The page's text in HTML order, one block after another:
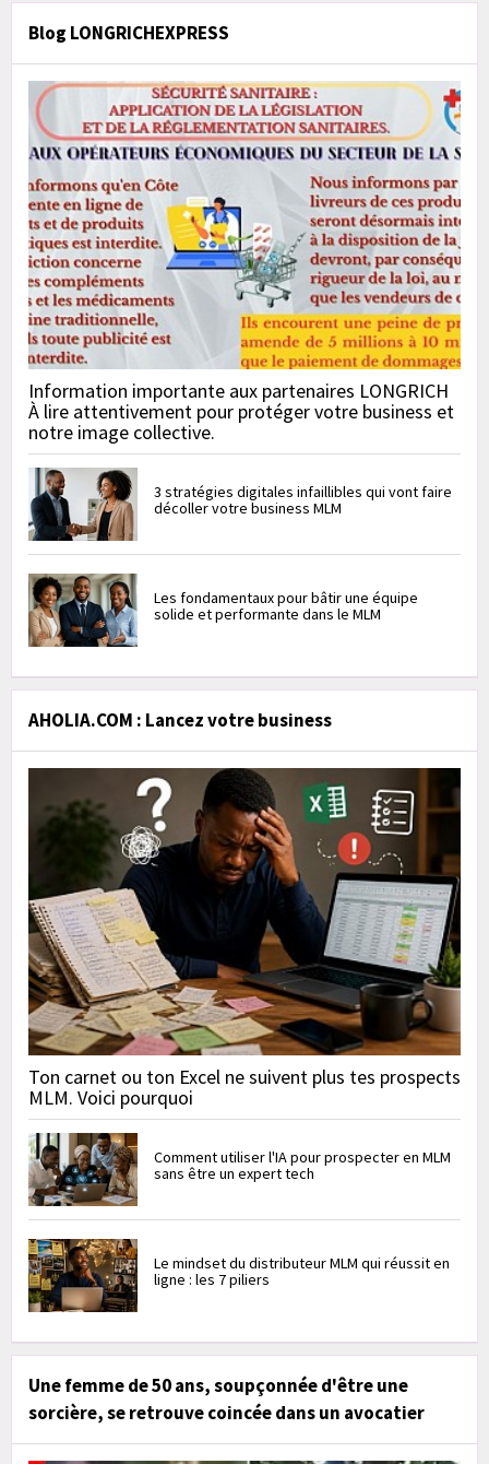
Blog LONGRICHEXPRESS
Information importante aux partenaires LONGRICH
À lire attentivement pour protéger votre business et
notre image collective.
3 stratégies digitales infaillibles qui vont faire
décoller votre business MLM
Les fondamentaux pour bâtir une équipe
solide et performante dans le MLM
AHOLIA.COM : Lancez votre business
Ton carnet ou ton Excel ne suivent plus tes prospects
MLM. Voici pourquoi
Comment utiliser l'IA pour prospecter en MLM
sans être un expert tech
Le mindset du distributeur MLM qui réussit en
ligne : les 7 piliers
Une femme de 50 ans, soupçonnée d'être une
sorcière, se retrouve coincée dans un avocatier